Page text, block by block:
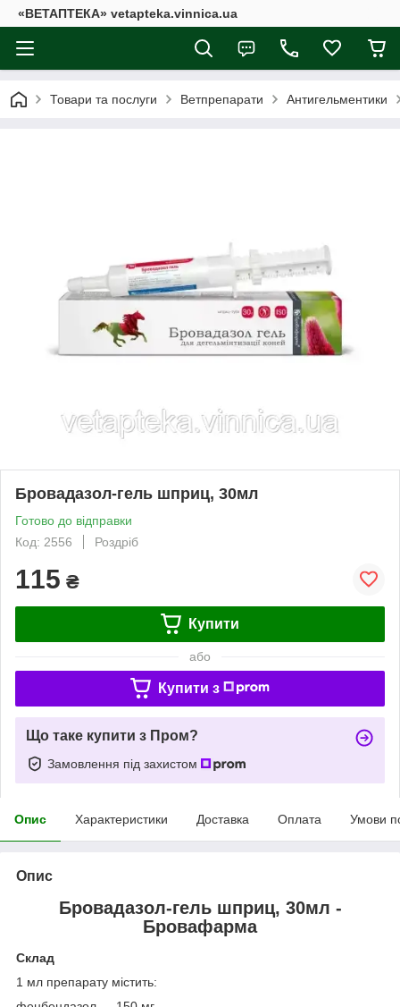
«ВЕТАПТЕКА» vetapteka.vinnica.ua
Товари та послуги Ветпрепарати Антигельментики
Бровадазол-гель шприц, 30мл
Готово до відправки
Код: 2556
Роздріб
115 ₴
Купити
або
Купити з
Що таке купити з Пром?
Замовлення під захистом
Опис Характеристики Доставка Оплата Умови
Опис
Бровадазол-гель шприц, 30мл -
Бровафарма
Склад
1 мл препарату містить: